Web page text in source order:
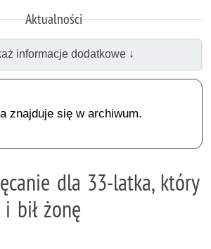
Aktualności
informacje dodatkowe ↓
znajduje się w archiwum.
dla 33-latka, który
i bił żonę